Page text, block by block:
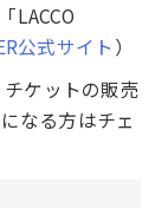
LACCO
公式サイト ）
ケットの販売
なる方はチェ